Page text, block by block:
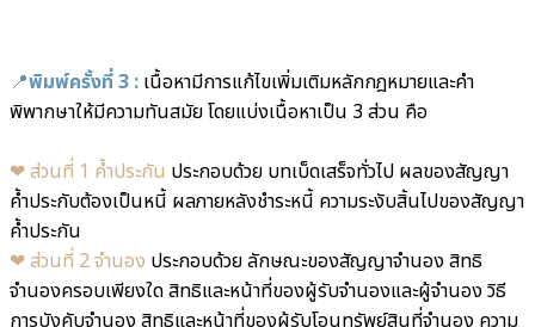
📍พิมพ์ครั้งที่ 3 : เนื้อหามีการแก้ไขเพิ่มเติมหลักกฎหมายและคำ
พิพากษาให้มีความทันสมัย โดยแบ่งเนื้อหาเป็น 3 ส่วน คือ
❤︎ ส่วนที่ 1 ค้ำประกัน ประกอบด้วย บทเบ็ดเสร็จทั่วไป ผลของสัญญา
ค้ำประกับต้องเป็นหนี้ ผลภายหลังชำระหนี้ ความระงับสิ้นไปของสัญญา
ค้ำประกัน
❤︎ ส่วนที่ 2 จำนอง ประกอบด้วย ลักษณะของสัญญาจำนอง สิทธิ
จำนองครอบเพียงใด สิทธิและหน้าที่ของผู้รับจำนองและผู้จำนอง วิธี
การบังคับจำนอง สิทธิและหน้าที่ของผู้รับโอนทรัพย์สินที่จำนอง ความ